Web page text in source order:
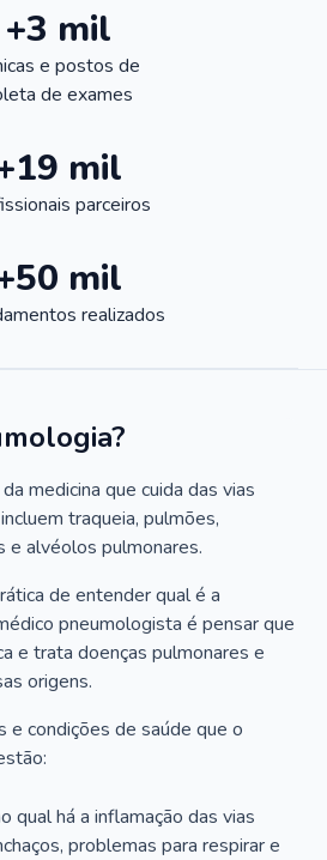
+3 mil
e postos de
de exames
mil
parceiros
mil
realizados
medicina que cuida das vias
traqueia, pulmões,
e alvéolos pulmonares.
de entender qual é a
pneumologista é pensar que
e trata doenças pulmonares e
origens.
e condições de saúde que o
qual há a inflamação das vias
problemas para respirar e